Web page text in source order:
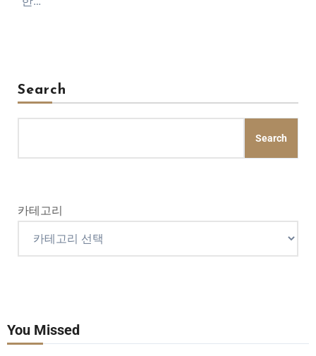
Search
Search
카테고리
You Missed